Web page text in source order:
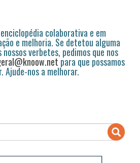
colaborativa e em
e melhoria. Se detetou alguma
verbetes, pedimos que nos
para que possamos
Ajude-nos a melhorar.